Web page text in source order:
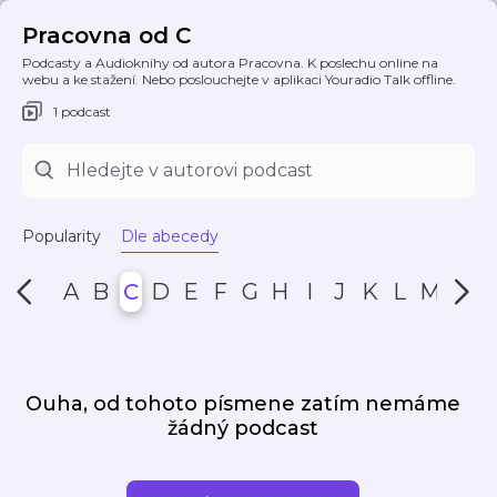
Pracovna od C
Podcasty a Audioknihy od autora Pracovna. K poslechu online na
webu a ke stažení. Nebo poslouchejte v aplikaci Youradio Talk offline.
1 podcast
Popularity Dle abecedy
A B C D E F G H I J K L M N
Ouha, od tohoto písmene zatím nemáme
žádný podcast